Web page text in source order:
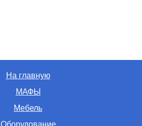
На главную
МАФЫ
Мебель
Оборудование